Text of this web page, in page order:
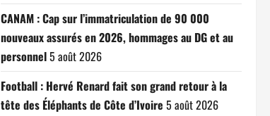
CANAM : Cap sur l’immatriculation de 90 000
nouveaux assurés en 2026, hommages au DG et au
personnel5 août 2026
Football : Hervé Renard fait son grand retour à la
tête des Éléphants de Côte d’Ivoire 5 août 2026